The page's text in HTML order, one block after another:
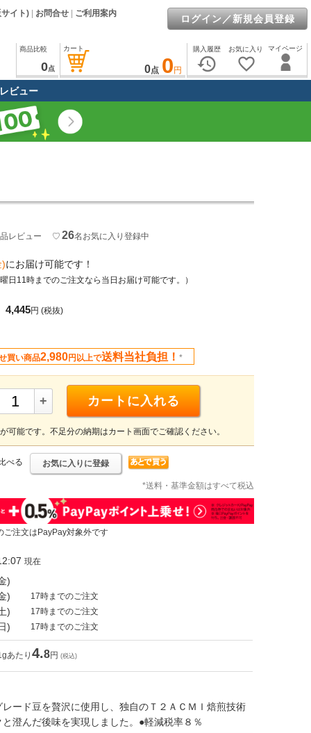
イト) お問合せ ご利用案内 ログイン／新規会員登録
マイページ
お気に入り
favorite_border
購入履歴
history
カート
0点 0 円
商品比較
0点
ビュー
レビュー ♡ 26名 お気に入り登録中
)にお届け可能です！
日11時までのご注文なら当日お届け可能です。）
4,445円 (税抜)
買い商品2,980円以上で送料当社負担！ *
+ カートに入れる
可能です。不足分の納期はカート画面でご確認ください。
べる お気に入りに登録
*送料・基準金額はすべて税込
注文はPayPay対象外です
現在
)
) 17時までのご注文
) 17時までのご注文
) 17時までのご注文
あたり 4.8円 (税込)
ード豆を贅沢に使用し、独自のＴ２ＡＣＭＩ焙煎技術
澄んだ後味を実現しました。●軽減税率８％